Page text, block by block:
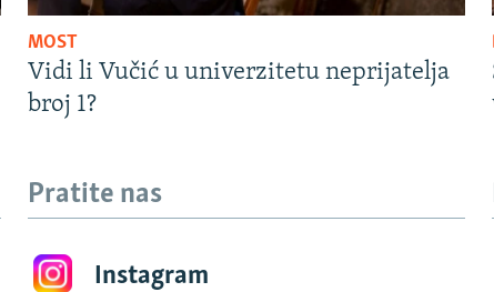
MOST
Vidi li Vučić u univerzitetu neprijatelja
broj 1?
Pratite nas
Instagram